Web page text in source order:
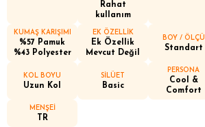
Rahat
kullanım
KUMAŞ KARIŞIMI
%57 Pamuk
%43 Polyester
EK ÖZELLİK
Ek Özellik
Mevcut Değil
BOY / ÖLÇÜ
Standart
KOL BOYU
Uzun Kol
SİLÜET
Basic
PERSONA
Cool &
Comfort
MENŞEİ
TR